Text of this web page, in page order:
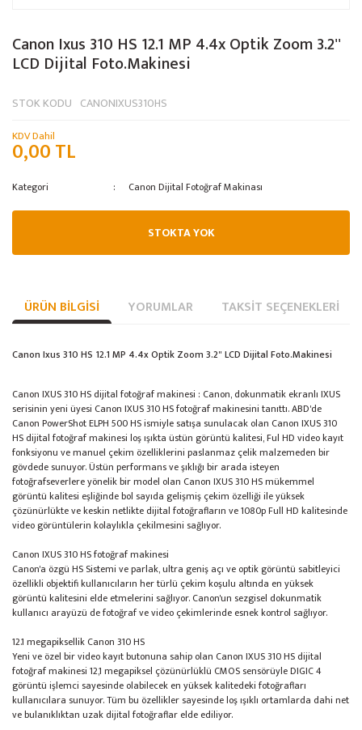
Canon Ixus 310 HS 12.1 MP 4.4x Optik Zoom 3.2''
LCD Dijital Foto.Makinesi
STOK KODU CANONIXUS310HS
KDV Dahil
0,00 TL
Kategori Canon Dijital Fotoğraf Makinası
STOKTA YOK
ÜRÜN BILGISI YORUMLAR TAKSIT SEÇENEKLERI
Canon Ixus 310 HS 12.1 MP 4.4x Optik Zoom 3.2" LCD Dijital Foto.Makinesi
Canon IXUS 310 HS dijital fotoğraf makinesi : Canon, dokunmatik ekranlı IXUS
serisinin yeni üyesi Canon IXUS 310 HS fotoğraf makinesini tanıttı. ABD'de
Canon PowerShot ELPH 500 HS ismiyle satışa sunulacak olan Canon IXUS 310
HS dijital fotoğraf makinesi loş ışıkta üstün görüntü kalitesi, Ful HD video kayıt
fonksiyonu ve manuel çekim özelliklerini paslanmaz çelik malzemeden bir
gövdede sunuyor. Üstün performans ve şıklığı bir arada isteyen
fotoğrafseverlere yönelik bir model olan Canon IXUS 310 HS mükemmel
görüntü kalitesi eşliğinde bol sayıda gelişmiş çekim özelliği ile yüksek
çözünürlükte ve keskin netlikte dijital fotoğrafların ve 1080p Full HD kalitesinde
video görüntülerin kolaylıkla çekilmesini sağlıyor.
Canon IXUS 310 HS fotoğraf makinesi
Canon'a özgü HS Sistemi ve parlak, ultra geniş açı ve optik görüntü sabitleyici
özellikli objektifi kullanıcıların her türlü çekim koşulu altında en yüksek
görüntü kalitesini elde etmelerini sağlıyor. Canon'un sezgisel dokunmatik
kullanıcı arayüzü de fotoğraf ve video çekimlerinde esnek kontrol sağlıyor.
12.1 megapiksellik Canon 310 HS
Yeni ve özel bir video kayıt butonuna sahip olan Canon IXUS 310 HS dijital
fotoğraf makinesi 12,1 megapiksel çözünürlüklü CMOS sensörüyle DIGIC 4
görüntü işlemci sayesinde olabilecek en yüksek kalitedeki fotoğrafları
kullanıcılara sunuyor. Tüm bu özellikler sayesinde loş ışıklı ortamlarda dahi net
ve bulanıklıktan uzak dijital fotoğraflar elde ediliyor.